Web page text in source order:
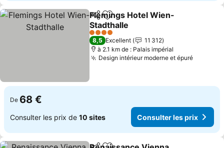
PartagerAjouter à mes favoris
Flemings Hotel Wien-
Stadthalle
Consulter les prix
4 Étoiles
8,5 Excellent
11 312
à 2.1 km de : Palais impérial
Design intérieur moderne et épuré
De 68 €
Consulter les prix de 10 sites Consulter les prix